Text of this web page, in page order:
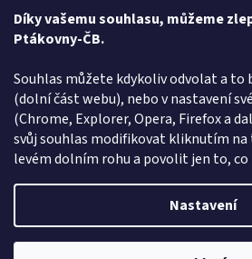
Díky vašemu souhlasu, můžeme
Ptákovny-ČB.
Souhlas můžete kdykoliv odvolat a to
(dolní část webu), nebo v nastavení
(Chrome, Explorer, Opera, Firefox a
svůj souhlas modifikovat kliknutím
levém dolním rohu a povolit jen to, co
Nastavení
se na dalšímasky zvířati jiné zajímavé
koně,maska vlka,
Způsob ověřování
Copyright 2026Ptákoviny-CB. Všechna